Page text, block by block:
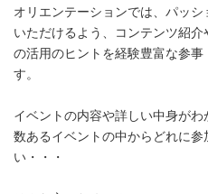
オリエンテーションでは、パッ
いただけるよう、コンテンツ紹
の活用のヒントを経験豊富な参
す。
イベントの内容や詳しい中身がわ
数あるイベントの中からどれに
い・・・